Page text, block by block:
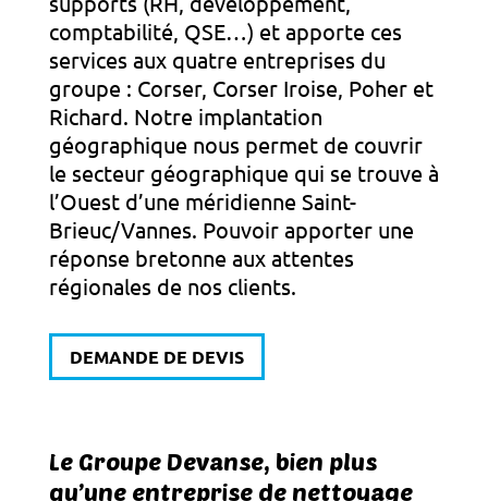
comptabilité, QSE…) et apporte ces
services aux quatre entreprises du
groupe : Corser, Corser Iroise, Poher et
Richard. Notre implantation
géographique nous permet de couvrir
le secteur géographique qui se trouve à
l’Ouest d’une méridienne Saint-
Brieuc/Vannes. Pouvoir apporter une
réponse bretonne aux attentes
régionales de nos clients.
DEMANDE DE DEVIS
Le Groupe Devanse, bien plus
qu’une entreprise de nettoyage